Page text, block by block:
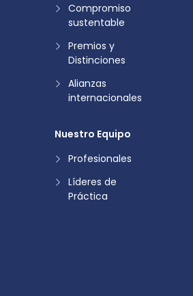
Compromiso
sustentable
Premios y
Distinciones
Alianzas
internacionales
Nuestro Equipo
Profesionales
Líderes de
Práctica